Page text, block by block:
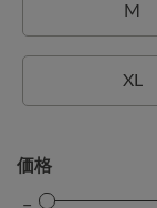
M
XL
価格